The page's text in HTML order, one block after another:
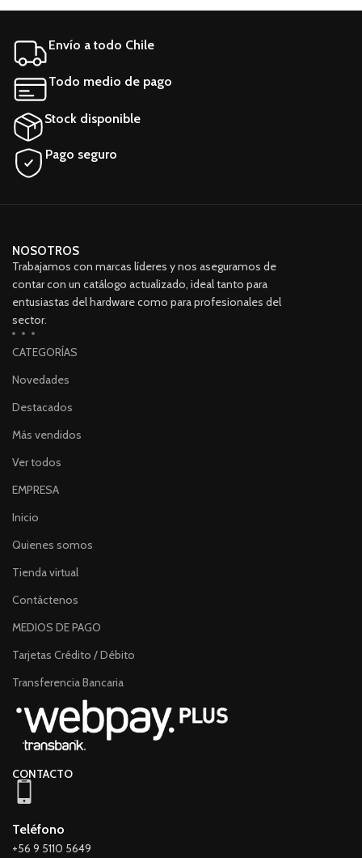
generales Marca Genérica
Otros
Envío a todo Chile
Todo medio de pago
Stock disponible
Pago seguro
NOSOTROS
Trabajamos con marcas líderes y nos aseguramos de
contar con un catálogo actualizado, ideal tanto para
entusiastas del hardware como para profesionales del
sector.
CATEGORÍAS
Novedades
Destacados
Más vendidos
Ver todos
EMPRESA
Inicio
Quienes somos
Tienda virtual
Contáctenos
MEDIOS DE PAGO
Tarjetas Crédito / Débito
Transferencia Bancaria
CONTACTO
Teléfono
+56 9 5110 5649